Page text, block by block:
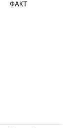
ФАКТ